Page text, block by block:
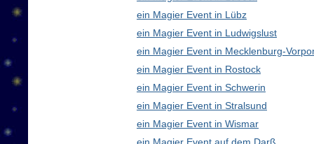
ein Magier Event in Lübz
ein Magier Event in Ludwigslust
ein Magier Event in Mecklenburg-
ein Magier Event in Rostock
ein Magier Event in Schwerin
ein Magier Event in Stralsund
ein Magier Event in Wismar